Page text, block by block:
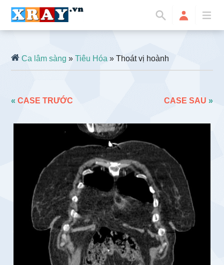
Ca lâm sàng »Tiêu Hóa » Thoát vị hoành
«CASE TRƯỚC CASE SAU »